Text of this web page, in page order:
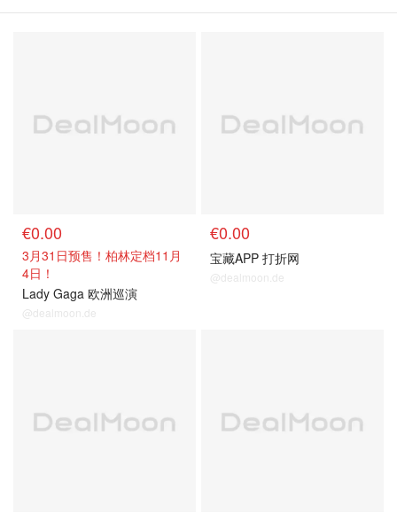
€0.00
3月31日预售！柏林定档11月
4日！
Lady Gaga 欧洲巡演
@dealmoon.de
€0.00
宝藏APP 打折网
@dealmoon.de